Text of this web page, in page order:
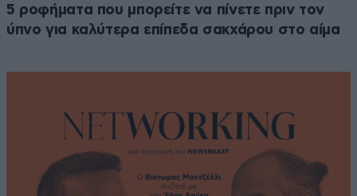
5 ροφήματα που μπορείτε να πίνετε πριν τον
ύπνο για καλύτερα επίπεδα σακχάρου στο αίμα